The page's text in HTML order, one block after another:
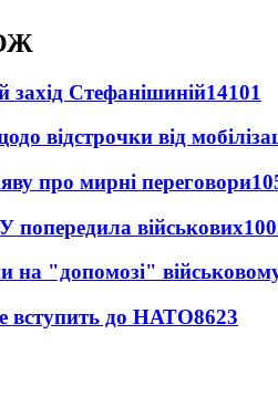
захід Стефанішиній14101
відстрочки від
про мирні переговори
військових
"допомозі"
вступить до НАТО8623